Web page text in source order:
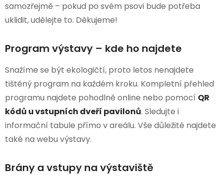
samozřejmě – pokud po svém psovi bude potřeba
uklidit, udělejte to. Děkujeme!
Program výstavy – kde ho najdete
Snažíme se být ekologičtí, proto letos nenajdete
tištěný program na každém kroku. Kompletní přehled
programu najdete pohodlně online nebo pomocí QR
kódů u vstupních dveří pavilonů. Sledujte i
informační tabule přímo v areálu. Vše důležité najdete
také na webu výstavy.
Brány a vstupy na výstaviště